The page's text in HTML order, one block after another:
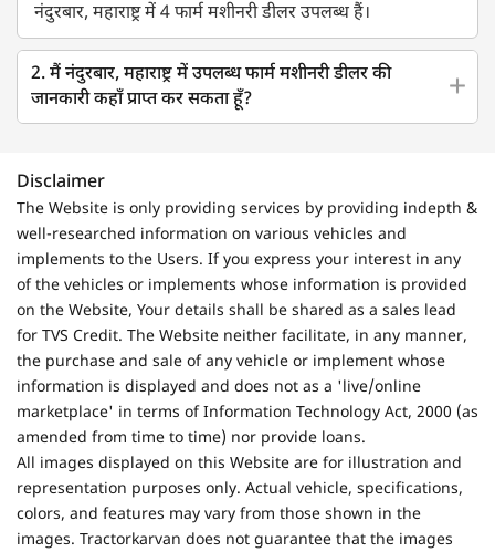
नंदुरबार, महाराष्ट्र में 4 फार्म मशीनरी डीलर उपलब्ध हैं।
2. मैं नंदुरबार, महाराष्ट्र में उपलब्ध फार्म मशीनरी डीलर की
जानकारी कहाँ प्राप्त कर सकता हूँ?
Disclaimer
The Website is only providing services by providing indepth &
well-researched information on various vehicles and
implements to the Users. If you express your interest in any
of the vehicles or implements whose information is provided
on the Website, Your details shall be shared as a sales lead
for TVS Credit. The Website neither facilitate, in any manner,
the purchase and sale of any vehicle or implement whose
information is displayed and does not as a 'live/online
marketplace' in terms of Information Technology Act, 2000 (as
amended from time to time) nor provide loans.
All images displayed on this Website are for illustration and
representation purposes only. Actual vehicle, specifications,
colors, and features may vary from those shown in the
images. Tractorkarvan does not guarantee that the images